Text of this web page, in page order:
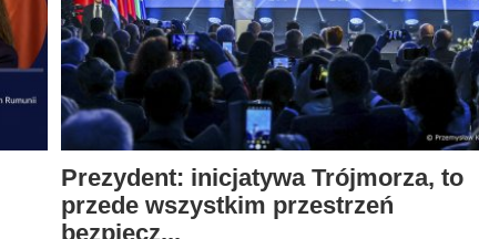
Prezydent: inicjatywa Trójmorza, to
przede wszystkim przestrzeń
bezpiecz...